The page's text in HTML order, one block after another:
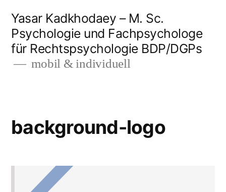
Inhalt
springen
Yasar Kadkhodaey – M. Sc.
Psychologie und Fachpsychologe
für Rechtspsychologie BDP/DGPs
mobil & individuell
background-logo